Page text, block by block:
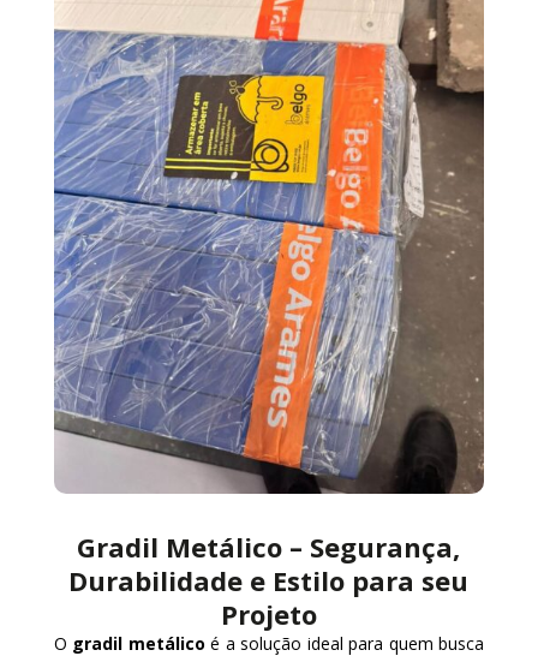
Gradil Metálico – Segurança,
Durabilidade e Estilo para seu
Projeto
O gradil metálico é a solução ideal para quem busca